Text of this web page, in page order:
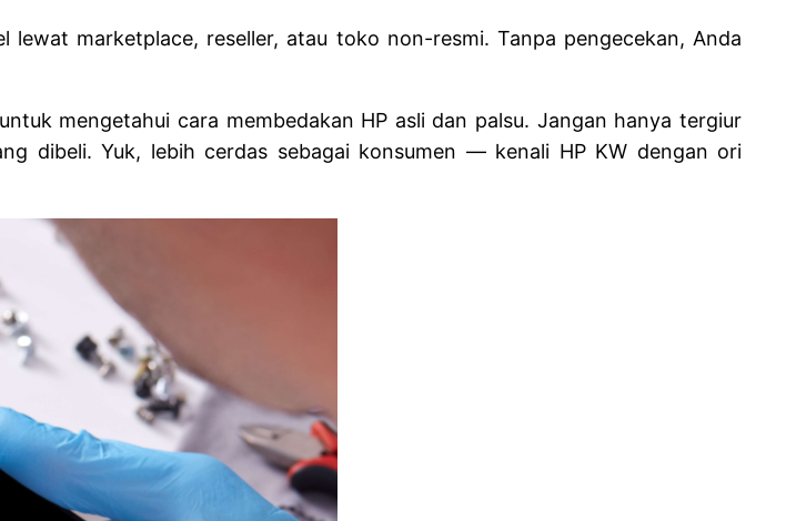
marketplace, reseller, atau toko non-resmi. Tanpa pengecekan, Anda
mengetahui cara membedakan HP asli dan palsu. Jangan hanya tergiur
dibeli. Yuk, lebih cerdas sebagai konsumen — kenali HP KW dengan ori